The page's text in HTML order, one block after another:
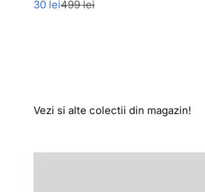
Pret redus
30 leiPret normal
499 lei
Vezi si alte colectii din magazin!